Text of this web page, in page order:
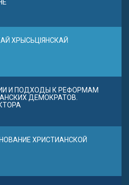
ХРЫСЬЦІЯНСКАЙ
И ПОДХОДЫ К РЕФОРМАМ
ДЕМОКРАТОВ.
ХРИСТИАНСКОЙ